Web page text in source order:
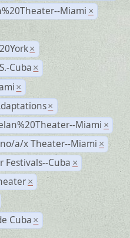
Miami ×
×
Cuba ×
×
×
Miami ×
a/x Theater--Miami ×
Festivals--Cuba ×
×
Cuba ×